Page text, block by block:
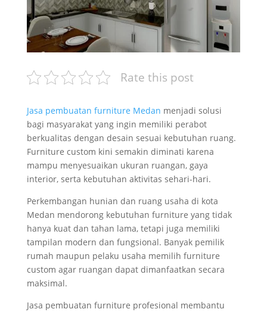
Rate this post
Jasa pembuatan furniture Medan menjadi solusi
bagi masyarakat yang ingin memiliki perabot
berkualitas dengan desain sesuai kebutuhan ruang.
Furniture custom kini semakin diminati karena
mampu menyesuaikan ukuran ruangan, gaya
interior, serta kebutuhan aktivitas sehari-hari.
Perkembangan hunian dan ruang usaha di kota
Medan mendorong kebutuhan furniture yang tidak
hanya kuat dan tahan lama, tetapi juga memiliki
tampilan modern dan fungsional. Banyak pemilik
rumah maupun pelaku usaha memilih furniture
custom agar ruangan dapat dimanfaatkan secara
maksimal.
Jasa pembuatan furniture profesional membantu